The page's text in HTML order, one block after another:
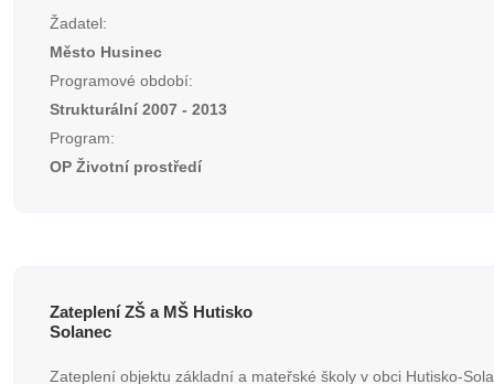
Žadatel:
Město Husinec
Programové období:
Strukturální 2007 - 2013
Program:
OP Životní prostředí
Zateplení ZŠ a MŠ Hutisko
Solanec
Zateplení objektu základní a mateřské školy v obci Hutisko-